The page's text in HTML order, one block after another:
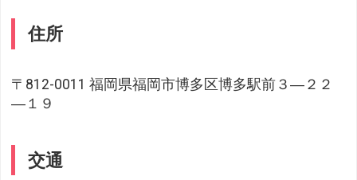
住所
〒812-0011 福岡県福岡市博多区博多駅前３―２２
―１９
交通